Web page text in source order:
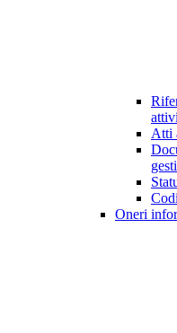
Atti
Oneri